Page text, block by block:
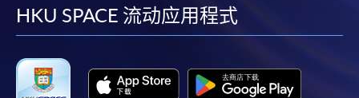
facebook
youtube
linkedin
HKU SPACE 流动应用程式